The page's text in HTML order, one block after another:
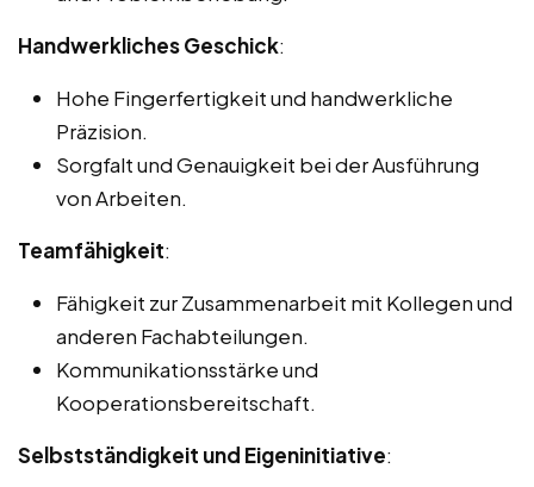
Handwerkliches Geschick:
Hohe Fingerfertigkeit und handwerkliche
Präzision.
Sorgfalt und Genauigkeit bei der Ausführung
von Arbeiten.
Teamfähigkeit:
Fähigkeit zur Zusammenarbeit mit Kollegen und
anderen Fachabteilungen.
Kommunikationsstärke und
Kooperationsbereitschaft.
Selbstständigkeit und Eigeninitiative: